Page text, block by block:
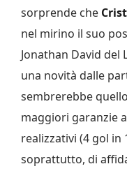
sorprende che
nel mirino il suo
Jonathan David
una novità dalle
sembrerebbe
maggiori garanzie
realizzativi (4 gol
soprattutto, di